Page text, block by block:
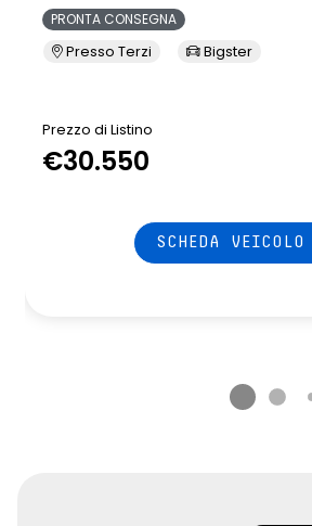
PRONTA CONSEGNA
Presso Terzi Bigster
Prezzo di Listino
€30.550
SCHEDA VEICOLO